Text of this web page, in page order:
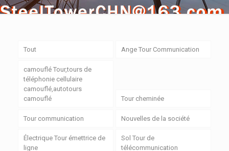
Tout Ange Tour Communication
camouflé Tour,tours de
téléphonie cellulaire
camouflé,autotours
camouflé
Tour cheminée
Tour communication Nouvelles de la société
Électrique Tour émettrice de
ligne
Sol Tour de
télécommunication